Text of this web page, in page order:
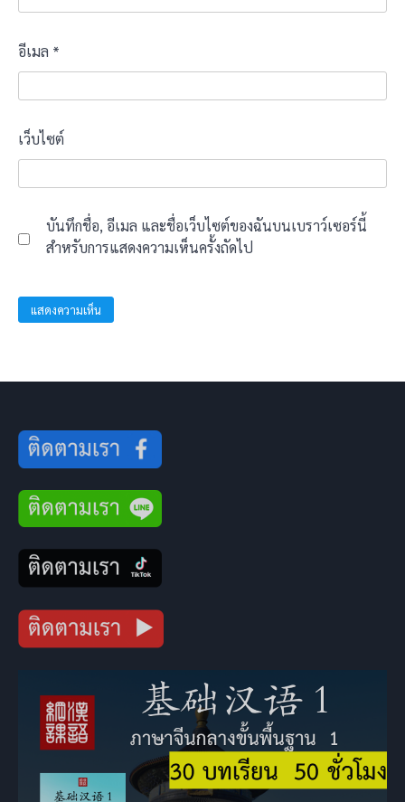
อีเมล *
เว็บไซต์
บันทึกชื่อ, อีเมล และชื่อเว็บไซต์ของฉันบนเบราว์เซอร์นี้
สำหรับการแสดงความเห็นครั้งถัดไป